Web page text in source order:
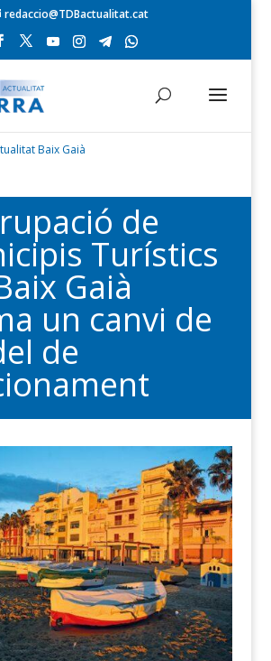
redaccio@TDBactualitat.cat
Baix Gaià
de
Turístics
Gaià
un canvi de
de